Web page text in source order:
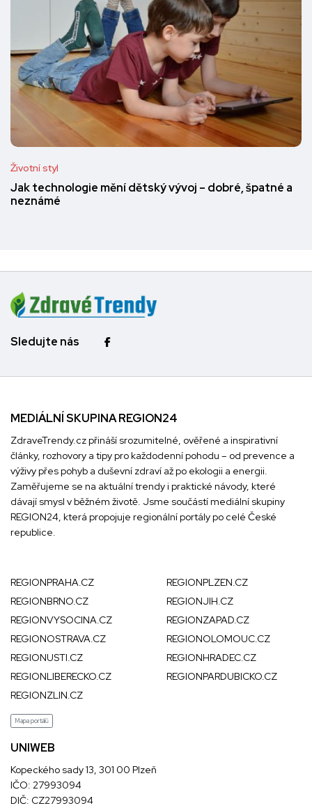
Životní styl
Jak technologie mění dětský vývoj – dobré, špatné a
neznámé
Sledujte nás
MEDIÁLNÍ SKUPINA REGION24
ZdraveTrendy.cz přináší srozumitelné, ověřené a inspirativní
články, rozhovory a tipy pro každodenní pohodu – od prevence a
výživy přes pohyb a duševní zdraví až po ekologii a energii.
Zaměřujeme se na aktuální trendy i praktické návody, které
dávají smysl v běžném životě. Jsme součástí mediální skupiny
REGION24, která propojuje regionální portály po celé České
republice.
REGIONPRAHA.CZ
REGIONPLZEN.CZ
REGIONBRNO.CZ
REGIONJIH.CZ
REGIONVYSOCINA.CZ
REGIONZAPAD.CZ
REGIONOSTRAVA.CZ
REGIONOLOMOUC.CZ
REGIONUSTI.CZ
REGIONHRADEC.CZ
REGIONLIBERECKO.CZ
REGIONPARDUBICKO.CZ
REGIONZLIN.CZ
Mapa portálů
UNIWEB
Kopeckého sady 13, 301 00 Plzeň
IČO: 27993094
DIČ: CZ27993094